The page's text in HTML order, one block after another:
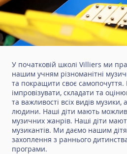
У початковій школі Villiers ми
нашим учням різноманітні
та покращити своє самопочуття.
імпровізувати, складати та
та важливості всіх видів
людини. Наші діти мають
музичних жанрів. Наші діти
музикантів. Ми даємо нашим
захоплення з раннього
програми.